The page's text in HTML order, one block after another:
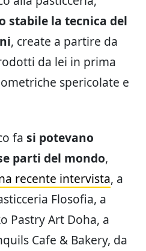
stabile la tecnica del
, create a partire da
da lei in prima
spericolate e
fa si potevano
parti del mondo,
recente intervista, a
Flosofia, a
Pastry Art Doha, a
Cafe & Bakery, da